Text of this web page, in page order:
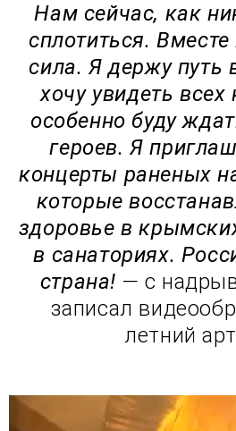
Нам сейчас, как
сплотиться.
сила. Я держу путь
хочу увидеть
особенно буду
героев. Я
концерты раненых
которые
здоровье в
в санаториях.
страна! — с
записал
летний